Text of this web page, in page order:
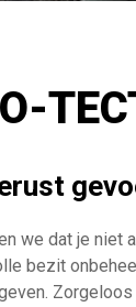
we dat je niet
bezit